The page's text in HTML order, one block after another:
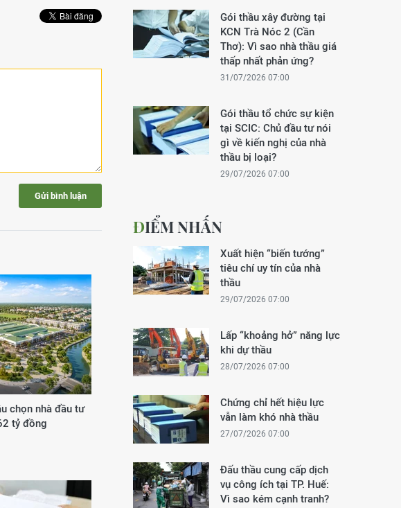
Gửi bình luận
chọn nhà đầu tư
tỷ đồng
Gói thầu xây đường tại
KCN Trà Nóc 2 (Cần
Thơ): Vì sao nhà thầu giá
thấp nhất phản ứng?
31/07/2026 07:00
Gói thầu tổ chức sự kiện
tại SCIC: Chủ đầu tư nói
gì về kiến nghị của nhà
thầu bị loại?
29/07/2026 07:00
ĐIỂM NHẤN
Xuất hiện “biến tướng”
tiêu chí uy tín của nhà
thầu
29/07/2026 07:00
Lấp “khoảng hở” năng lực
khi dự thầu
28/07/2026 07:00
Chứng chỉ hết hiệu lực
vẫn làm khó nhà thầu
27/07/2026 07:00
Đấu thầu cung cấp dịch
vụ công ích tại TP. Huế:
Vì sao kém cạnh tranh?